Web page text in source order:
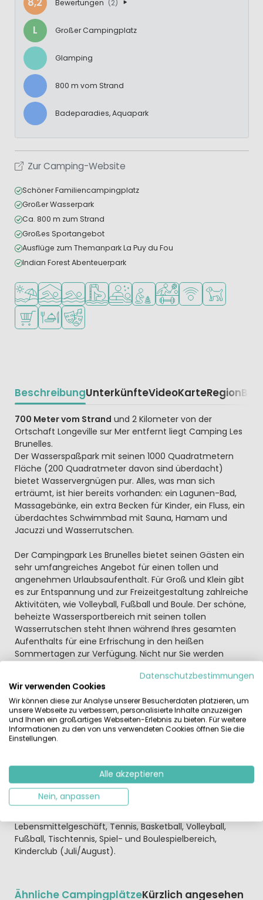
Bewertungen (2)
L Großer Campingplatz
Glamping
800 m vom Strand
Badeparadies, Aquapark
Zur Camping-Website
Schöner Familiencampingplatz
Großer Wasserpark
Ca. 800 m zum Strand
Großes Sportangebot
Ausflüge zum Themanpark La Puy du Fou
Indian Forest Abenteuerpark
Am Strand und Meer
HallenbadFreibadBadeparadies oder Wasserpark
Wellness-Einrichtungen
Empfohlen für kleine Kinder
Viele Sportmöglichkeiten
WLAN verfügbar
Haustiere
Supermarkt/Laden
Restaurant oder Pizzeria
Animationsteam
BeschreibungUnterkünfteVideoKarteRegion
Beschrijving
700 Meter vom Strand und 2 Kilometer von der
Ortschaft Longeville sur Mer entfernt liegt Camping Les
Brunelles.
Der Wasserspaßpark mit seinen 1000 Quadratmetern
Fläche (200 Quadratmeter davon sind überdacht)
bietet Wasservergnügen pur. Alles, was man sich
erträumt, ist hier bereits vorhanden: ein Lagunen-Bad,
Massagebänke, ein extra Becken für Kinder, ein Fluss, ein
überdachtes Schwimmbad mit Sauna, Hamam und
Jacuzzi und Wasserrutschen.
Der Campingpark Les Brunelles bietet seinen Gästen ein
sehr umfangreiches Angebot für einen tollen und
angenehmen Urlaubsaufenthalt. Für Groß und Klein gibt
es zur Entspannung und zur Freizeitgestaltung zahlreiche
Aktivitäten, wie Volleyball, Fußball und Boule. Der schöne,
beheizte Wassersportbereich mit seinen tollen
Wasserrutschen steht Ihnen während Ihres gesamten
Aufenthalts für eine Erfrischung in den heißen
Sommertagen zur Verfügung. Nicht nur Sie werden
Die Lage des Campingparks bietet den Gästen ideale
Möglichkeiten für einen Ausflug nach Longeville sur Mer,
zum sehenswerten Themenpark Puj du Fou oder zum
„Indian Forest". Außerdem gibt es in der Nähe das „Musée
beeindruckenden Ruinen zu erkunden.
Wassersportbereich (beheizt und teilweise überdacht)
1000 m² (das Tragen von Badeshorts ist nicht gestattet).
Lebensmittelgeschäft, Tennis, Basketball, Volleyball,
Fußball, Tischtennis, Spiel- und Boulespielbereich,
Kinderclub (Juli/August).
Ähnliche CampingplätzeKürzlich angesehen
Datenschutzbestimmungen
Wir verwenden Cookies
Wir können diese zur Analyse unserer Besucherdaten platzieren, um
unsere Webseite zu verbessern, personalisierte Inhalte anzuzeigen
und Ihnen ein großartiges Webseiten-Erlebnis zu bieten. Für weitere
Informationen zu den von uns verwendeten Cookies öffnen Sie die
Einstellungen.
Alle akzeptieren
Nein, anpassen